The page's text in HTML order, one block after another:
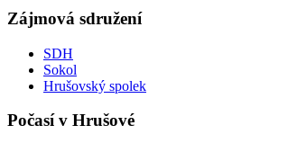
Zájmová sdružení
SDH
Sokol
Hrušovský spolek
Počasí v Hrušové